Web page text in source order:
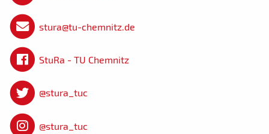
stura@tu-chemnitz.de
StuRa - TU Chemnitz
@stura_tuc
@stura_tuc